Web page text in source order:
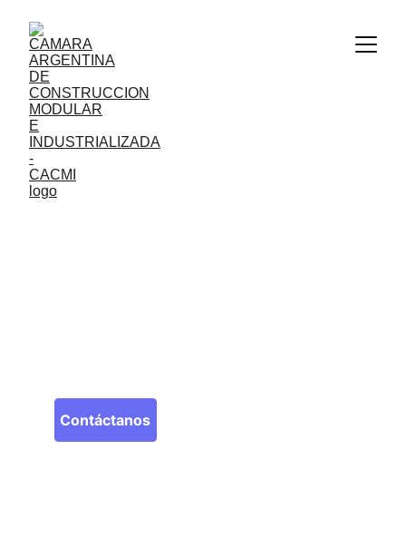
Acerca de CACMI
La Cámara Argentina de Construcción
Contáctanos